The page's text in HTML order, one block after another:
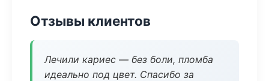
Отзывы клиентов
Лечили кариес — без боли, пломба
идеально под цвет. Спасибо за